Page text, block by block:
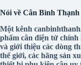
Một kênh
và giới thiệu các dòng
thế giới, các hãng sản
thiết bị phụ kiện cân
Thạnh mang hiệu quả